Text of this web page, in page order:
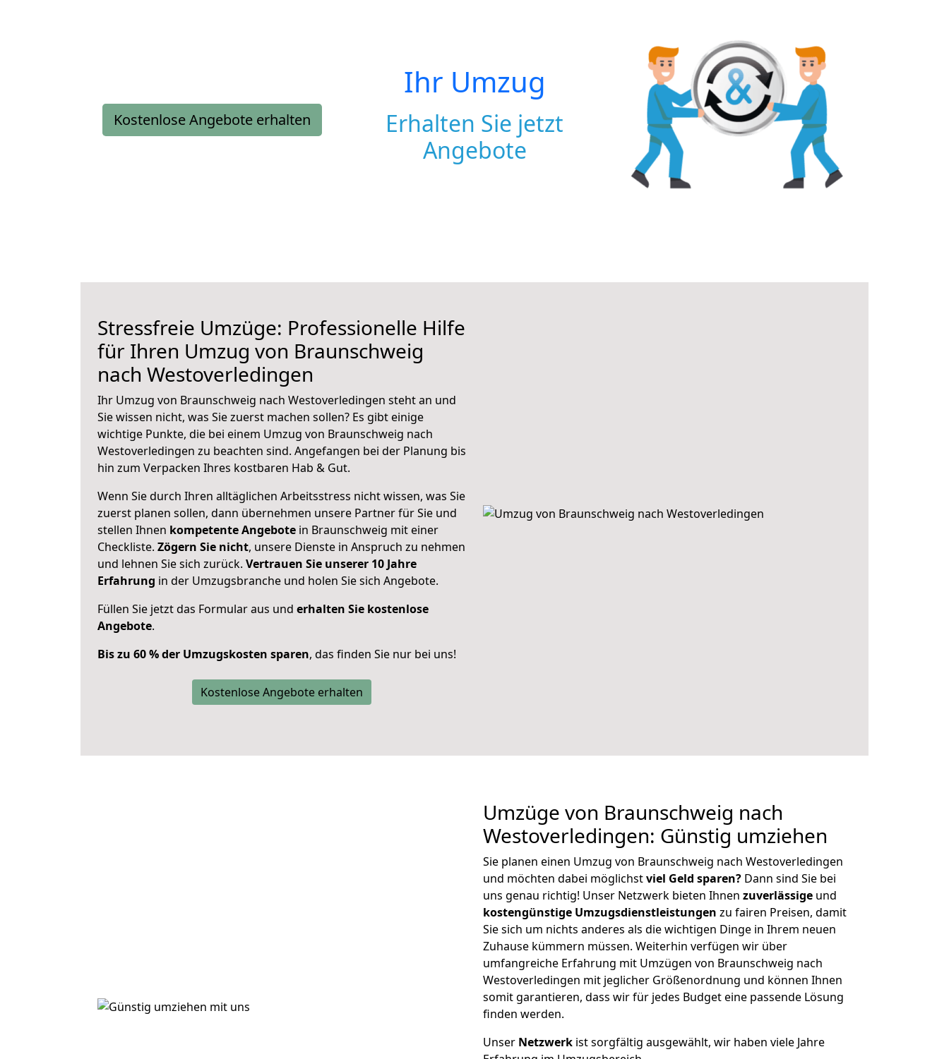
Kostenlose Angebote erhalten
Ihr Umzug
Erhalten Sie jetzt
Angebote
Stressfreie Umzüge: Professionelle Hilfe
für Ihren Umzug von Braunschweig
nach Westoverledingen
Ihr Umzug von Braunschweig nach Westoverledingen steht an und
Sie wissen nicht, was Sie zuerst machen sollen? Es gibt einige
wichtige Punkte, die bei einem Umzug von Braunschweig nach
Westoverledingen zu beachten sind. Angefangen bei der Planung bis
hin zum Verpacken Ihres kostbaren Hab & Gut.
Wenn Sie durch Ihren alltäglichen Arbeitsstress nicht wissen, was Sie
zuerst planen sollen, dann übernehmen unsere Partner für Sie und
stellen Ihnen kompetente Angebote in Braunschweig mit einer
Checkliste. Zögern Sie nicht, unsere Dienste in Anspruch zu nehmen
und lehnen Sie sich zurück. Vertrauen Sie unserer 10 Jahre
Erfahrung in der Umzugsbranche und holen Sie sich Angebote.
Füllen Sie jetzt das Formular aus und erhalten Sie kostenlose
Angebote.
Bis zu 60 % der Umzugskosten sparen, das finden Sie nur bei uns!
Kostenlose Angebote erhalten
Umzüge von Braunschweig nach
Westoverledingen: Günstig umziehen
Sie planen einen Umzug von Braunschweig nach Westoverledingen
und möchten dabei möglichstviel Geld sparen? Dann sind Sie bei
uns genau richtig! Unser Netzwerk bieten Ihnen zuverlässige und
kostengünstige Umzugsdienstleistungen zu fairen Preisen, damit
Sie sich um nichts anderes als die wichtigen Dinge in Ihrem neuen
Zuhause kümmern müssen. Weiterhin verfügen wir über
umfangreiche Erfahrung mit Umzügen von Braunschweig nach
Westoverledingen mit jeglicher Größenordnung und können Ihnen
somit garantieren, dass wir für jedes Budget eine passende Lösung
finden werden.
Unser Netzwerk ist sorgfältig ausgewählt, wir haben viele Jahre